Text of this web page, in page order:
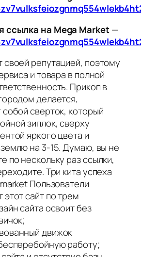
ссылка на Mega Market—
репутацией, поэтому
и товара в полной
Прикоп в
делается,
собой сверток, который
зиплок, сверху
яркого цвета и
на 3-15. Думаю, вы не
по нескольку раз ссылки,
Три кита успеха
Пользователи
сайт по трем
сайта освоит без
движок
работу;